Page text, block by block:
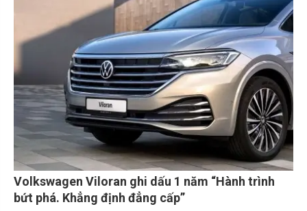
Volkswagen Viloran ghi dấu 1 năm “Hành trình
bứt phá. Khẳng định đẳng cấp”